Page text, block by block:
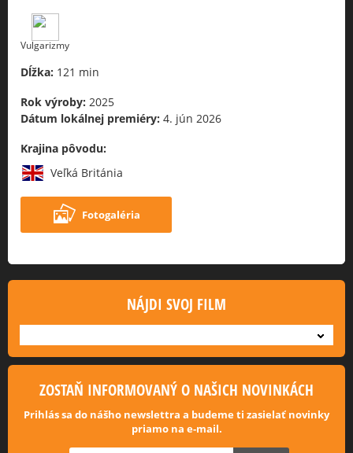
Vulgarizmy
Dĺžka: 121 min
Rok výroby: 2025
Dátum lokálnej premiéry: 4. jún 2026
Krajina pôvodu:
Veľká Británia
Fotogaléria
NÁJDI SVOJ FILM
ZOSTAŇ INFORMOVANÝ O NAŠICH NOVINKÁCH
Prihlás sa do nášho newslettra a budeme ti zasielať novinky
priamo na e-mail.